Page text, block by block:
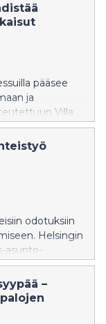
pääsee
ja
Villa
hyvin
Electricin
odotuksiin
Helsingin
asunto-
–